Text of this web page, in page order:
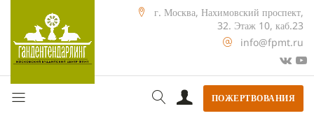
г. Москва, Нахимовский проспект,
32. Этаж 10, каб.23
info@fpmt.ru
ПОЖЕРТВОВАНИЯ